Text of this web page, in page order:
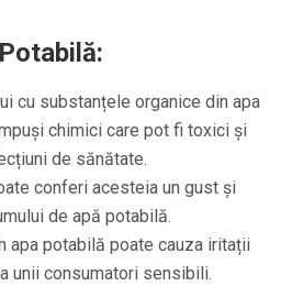
cu substanțele organice din apa
chimici care pot fi toxici și
de sănătate.
conferi acesteia un gust și
de apă potabilă.
apa potabilă poate cauza iritații
unii consumatori sensibili.